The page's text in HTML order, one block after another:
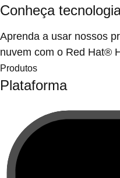
Conheça
Aprenda a usar nossos
nuvem com o Red Hat®
Produtos
Plataforma